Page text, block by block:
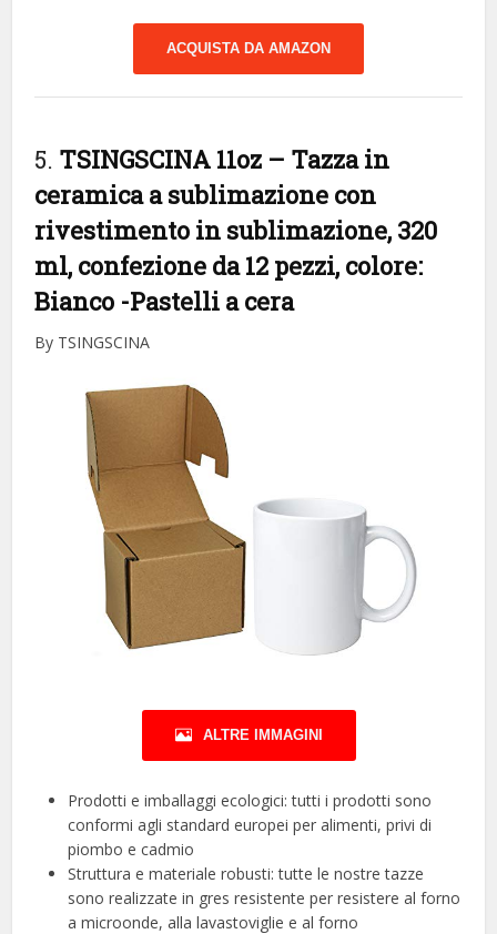
ACQUISTA DA AMAZON
5. TSINGSCINA 11oz – Tazza in
ceramica a sublimazione con
rivestimento in sublimazione, 320
ml, confezione da 12 pezzi, colore:
Bianco -Pastelli a cera
By TSINGSCINA
ALTRE IMMAGINI
Prodotti e imballaggi ecologici: tutti i prodotti sono
conformi agli standard europei per alimenti, privi di
piombo e cadmio
Struttura e materiale robusti: tutte le nostre tazze
sono realizzate in gres resistente per resistere al forno
a microonde, alla lavastoviglie e al forno